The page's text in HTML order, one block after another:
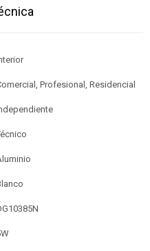
Profesional, Residencial